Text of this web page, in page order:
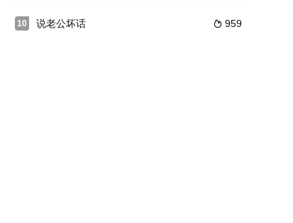
是现代大都市里极其平常的一个人，性
剧故事展开的平台。主人公杜仲谋做为药铺的掌柜，经历了“八国联军”
10  959
说老公坏话